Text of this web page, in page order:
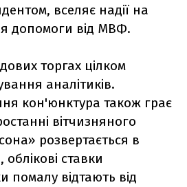
вселяє надії на
допомоги від МВФ.
торгах цілком
аналітиків.
кон'юнктура також грає
вітчизняного
розвертається в
ставки
помалу відтають від